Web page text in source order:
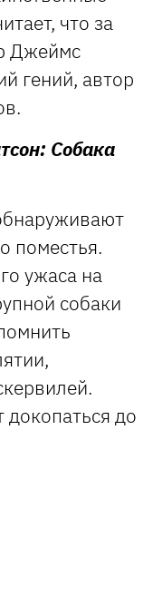
что за
Джеймс
гений, автор
Собака
поместья.
ужаса на
собаки
до